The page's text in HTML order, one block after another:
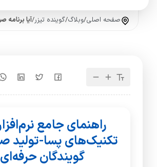
صفحه اصلی/وبلاگ/گوینده تیزر/آیا برنامه
راهنمای جامع
تکنیک‌های پسا-تولید
گویندگان حرفه‌ای